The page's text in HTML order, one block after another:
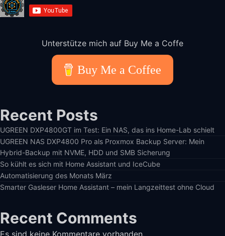
Unterstütze mich auf Buy Me a Coffe
Buy Me a Coffee
Recent Posts
UGREEN DXP4800GT im Test: Ein NAS, das ins Home-Lab schielt
UGREEN NAS DXP4800 Pro als Proxmox Backup Server: Mein
Hybrid-Backup mit NVME, HDD und SMB Sicherung
So kühlt es sich mit Home Assistant und IceCube
Automatisierung des Monats März
Smarter Gasleser Home Assistant – mein Langzeittest ohne Cloud
Recent Comments
Es sind keine Kommentare vorhanden.